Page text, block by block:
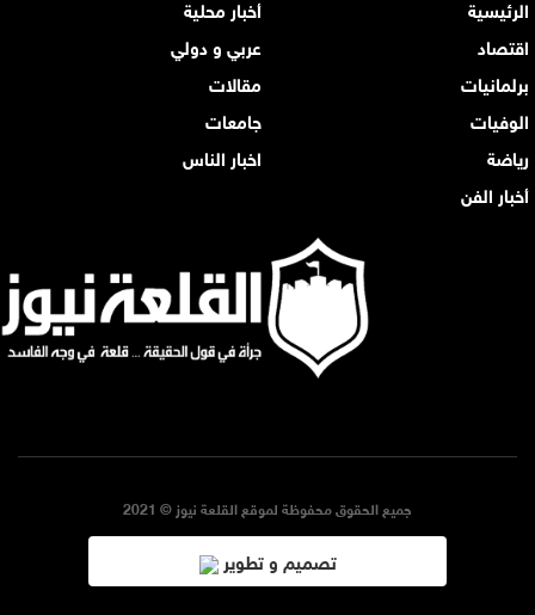
الرئيسية
أخبار محلية
اقتصاد
عربي و دولي
برلمانيات
مقالات
الوفيات
جامعات
رياضة
اخبار الناس
أخبار الفن
جميع الحقوق محفوظة لموقع القلعة نيوز © 2021
تصميم و تطوير